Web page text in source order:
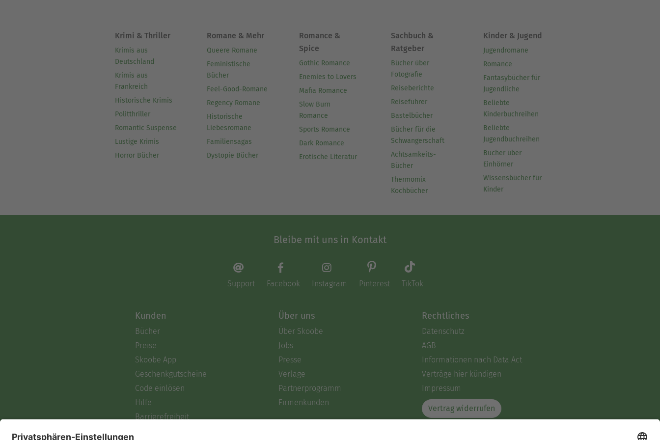
Krimi & Thriller
Krimis aus
Deutschland
Krimis aus
Frankreich
Historische Krimis
Politthriller
Romantic Suspense
Lustige Krimis
Horror Bücher
Romane & Mehr
Queere Romane
Feministische
Bücher
Feel-Good-Romane
Regency Romane
Historische
Liebesromane
Familiensagas
Dystopie Bücher
Romance &
Spice
Gothic Romance
Enemies to Lovers
Mafia Romance
Slow Burn
Romance
Sports Romance
Dark Romance
Erotische Literatur
Sachbuch &
Ratgeber
Bücher über
Fotografie
Reiseberichte
Reiseführer
Bastelbücher
Bücher für die
Schwangerschaft
Achtsamkeits-
Bücher
Thermomix
Kochbücher
Kinder & Jugend
Jugendromane
Romance
Fantasybücher für
Jugendliche
Beliebte
Kinderbuchreihen
Beliebte
Jugendbuchreihen
Bücher über
Einhörner
Wissensbücher für
Kinder
Bleibe mit uns in Kontakt
Support Facebook Instagram Pinterest TikTok
Kunden
Bücher
Preise
Skoobe App
Geschenkgutscheine
Code einlösen
Hilfe
Barrierefreiheit
Über uns
Über Skoobe
Jobs
Presse
Verlage
Partnerprogramm
Firmenkunden
Rechtliches
Datenschutz
AGB
Informationen nach Data Act
Verträge hier kündigen
Impressum
Vertrag widerrufen